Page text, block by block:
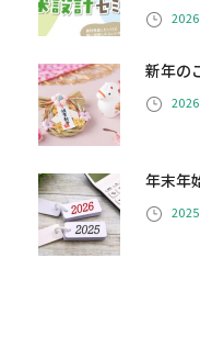
新年の
年末年